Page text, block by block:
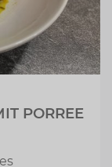
PORREE